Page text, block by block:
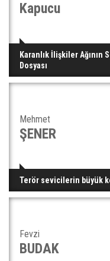
Kapucu
Karanlık İlişkiler Ağının
Dosyası
Mehmet
ŞENER
Terör sevicilerin büyük
Fevzi
BUDAK